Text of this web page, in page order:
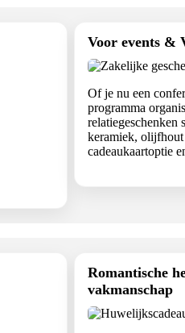
Voor events &
Of je nu een
programma
relatiegeschenken
keramiek,
cadeaukaartoptie
Romantische
vakmanschap